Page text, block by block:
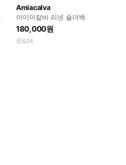
Amiacalva
아미아칼바 리넨 숄더백
180,000원
504